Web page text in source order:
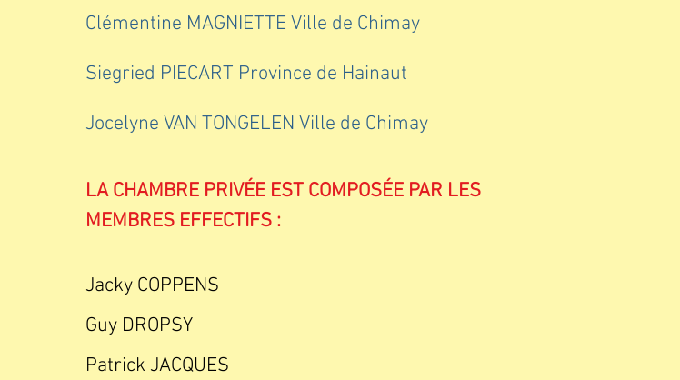
Clémentine MAGNIETTE Ville de Chimay
Siegried PIECART Province de Hainaut
Jocelyne VAN TONGELEN Ville de Chimay
LA CHAMBRE PRIVÉE EST COMPOSÉE PAR LES
MEMBRES EFFECTIFS :
Jacky COPPENS
Guy DROPSY
Patrick JACQUES